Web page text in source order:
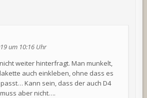
um 10:16 Uhr
weiter hinterfragt. Man munkelt,
auch einkleben, ohne dass es
Kann sein, dass der auch D4
aber nicht….